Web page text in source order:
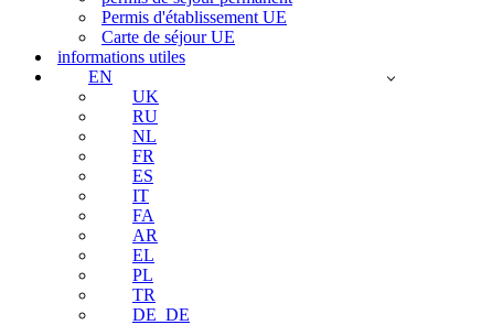
Permis d'établissement UE
Carte de séjour UE
informations utiles
EN
UK
RU
NL
FR
ES
IT
FA
AR
EL
PL
TR
DE_DE